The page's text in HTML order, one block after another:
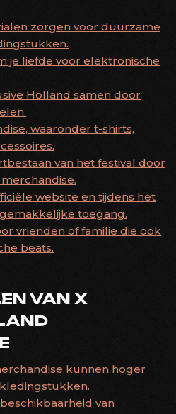
zorgen voor duurzame
je liefde voor elektronische
Holland samen door
waaronder t-shirts,
van het festival door
website en tijdens het
toegang.
vrienden of familie die ook
beats.
VAN X
kunnen hoger
van